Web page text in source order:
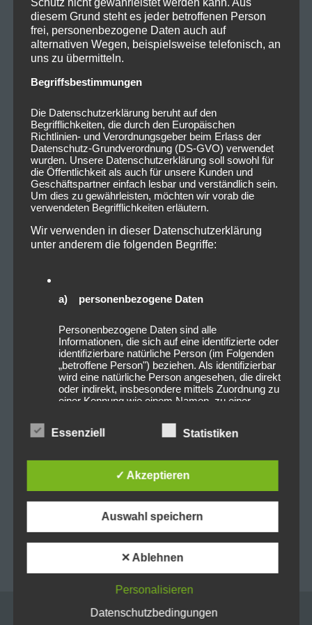
Beitragsnavigation
Jack @Der Hirsch
@Donau-Arena
diesem Grund steht es jeder betroffenen Person
frei, personenbezogene Daten auch auf
alternativen Wegen, beispielsweise telefonisch, an
uns zu übermitteln.
Begriffsbestimmungen
Die Datenschutzerklärung beruht auf den
Begrifflichkeiten, die durch den Europäischen
Richtlinien- und Verordnungsgeber beim Erlass der
Datenschutz-Grundverordnung (DS-GVO) verwendet
wurden. Unsere Datenschutzerklärung soll sowohl für
die Öffentlichkeit als auch für unsere Kunden und
Geschäftspartner einfach lesbar und verständlich sein.
Um dies zu gewährleisten, möchten wir vorab die
verwendeten Begrifflichkeiten erläutern.
Wir verwenden in dieser Datenschutzerklärung
unter anderem die folgenden Begriffe:
a) personenbezogene Daten
Personenbezogene Daten sind alle
Informationen, die sich auf eine identifizierte oder
identifizierbare natürliche Person (im Folgenden
„betroffene Person") beziehen. Als identifizierbar
wird eine natürliche Person angesehen, die direkt
oder indirekt, insbesondere mittels Zuordnung zu
einer Kennung wie einem Namen, zu einer
Kennung oder zu einem oder mehreren
besonderen Merkmalen, die Ausdruck der
psychischen, wirtschaftlichen, kulturellen oder
sozialen Identität dieser natürlichen Person sind,
identifiziert werden kann.
b) betroffene Person
Betroffene Person ist jede identifizierte oder
Verarbeitung Verantwortlichen verarbeitet
Essenziell Statistiken
✓ Akzeptieren
Auswahl speichern
✕ Ablehnen
Personalisieren
Datenschutzbedingungen